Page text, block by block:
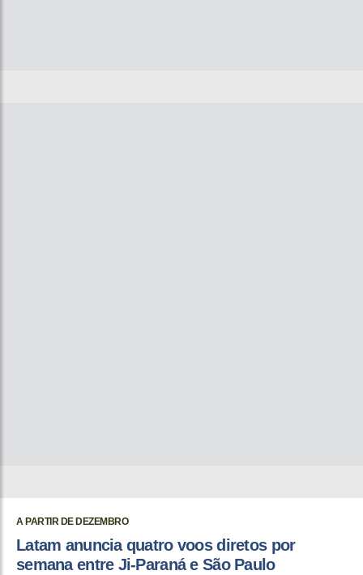
A PARTIR DE DEZEMBRO
Latam anuncia quatro voos diretos por
semana entre Ji-Paraná e São Paulo